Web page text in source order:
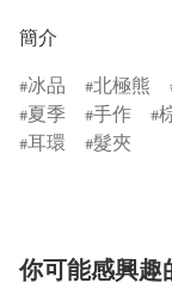
簡介
冰品
北極熊
夏季
手作
耳環
髮夾
你可能感興趣